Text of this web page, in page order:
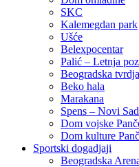
SKC
Kalemegdan park
Ušće
Belexpocentar
Palić – Letnja
Beogradska
Beko hala
Marakana
Spens – Novi Sad
Dom vojske
Dom kulture
Sportski dogadjaji
Beogradska